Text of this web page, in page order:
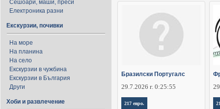
Сешоари, маши, преси
Електроника разни
Екскурзии, почивки
На море
На планина
На село
Екскурзии в чужбина
Екскурзии в България
Други
Хоби и развлечение
Бразилски Португалс
29.7.2026 г. 0:25:55
217 евро.